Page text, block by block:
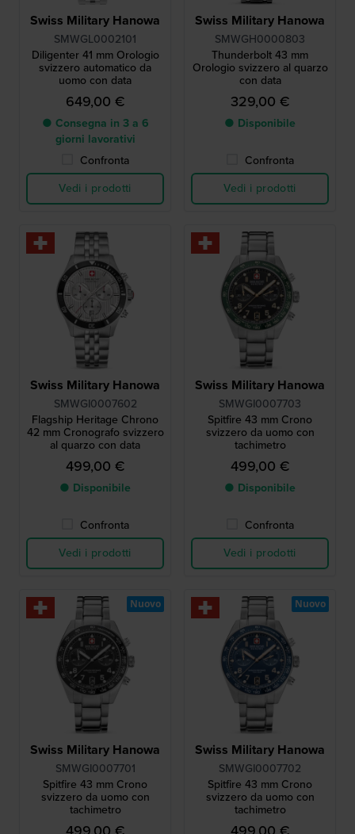
Swiss Military Hanowa
SMWGL0002101
Diligenter 41 mm Orologio
svizzero automatico da
uomo con data
649,00 €
● Consegna in 3 a 6
giorni lavorativi
Confronta
Vedi i prodotti
Swiss Military Hanowa
SMWGH0000803
Thunderbolt 43 mm
Orologio svizzero al quarzo
con data
329,00 €
● Disponibile
Confronta
Vedi i prodotti
Swiss Military Hanowa
SMWGI0007602
Flagship Heritage Chrono
42 mm Cronografo svizzero
al quarzo con data
499,00 €
● Disponibile
Confronta
Vedi i prodotti
Swiss Military Hanowa
SMWGI0007703
Spitfire 43 mm Crono
svizzero da uomo con
tachimetro
499,00 €
● Disponibile
Confronta
Vedi i prodotti
Swiss Military Hanowa
SMWGI0007701
Spitfire 43 mm Crono
svizzero da uomo con
tachimetro
Nuovo
Swiss Military Hanowa
SMWGI0007702
Spitfire 43 mm Crono
svizzero da uomo con
tachimetro
Nuovo